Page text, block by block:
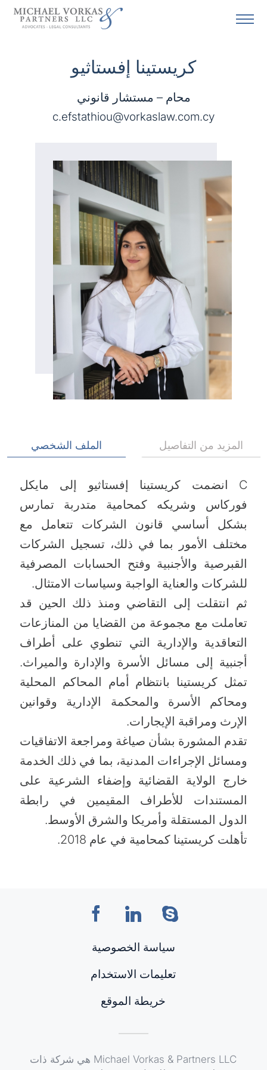
كريستينا إفستاثيو
محام – مستشار قانوني
c.efstathiou@vorkaslaw.com.cy
الملف الشخصي المزيد من التفاصيل
C انضمت كريستينا إفستاثيو إلى مايكل
فوركاس وشريكه كمحامية متدربة تمارس
بشكل أساسي قانون الشركات تتعامل مع
مختلف الأمور بما في ذلك، تسجيل الشركات
القبرصية والأجنبية وفتح الحسابات المصرفية
للشركات والعناية الواجبة وسياسات الامتثال.
ثم انتقلت إلى التقاضي ومنذ ذلك الحين قد
تعاملت مع مجموعة من القضايا من المنازعات
التعاقدية والإدارية التي تنطوي على أطراف
أجنبية إلى مسائل الأسرة والإدارة والميراث.
تمثل كريستينا بانتظام أمام المحاكم المحلية
ومحاكم الأسرة والمحكمة الإدارية وقوانين
الإرث ومراقبة الإيجارات.
تقدم المشورة بشأن صياغة ومراجعة الاتفاقيات
ومسائل الإجراءات المدنية، بما في ذلك الخدمة
خارج الولاية القضائية وإضفاء الشرعية على
المستندات للأطراف المقيمين في رابطة
الدول المستقلة وأمريكا والشرق الأوسط.
تأهلت كريستينا كمحامية في عام 2018.
سياسة الخصوصية
تعليمات الاستخدام
خريطة الموقع
Μichael Vorkas & Partners LLC هي شركة ذات